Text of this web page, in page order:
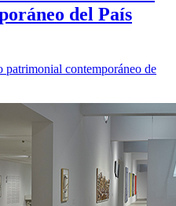
del País
contemporáneo de